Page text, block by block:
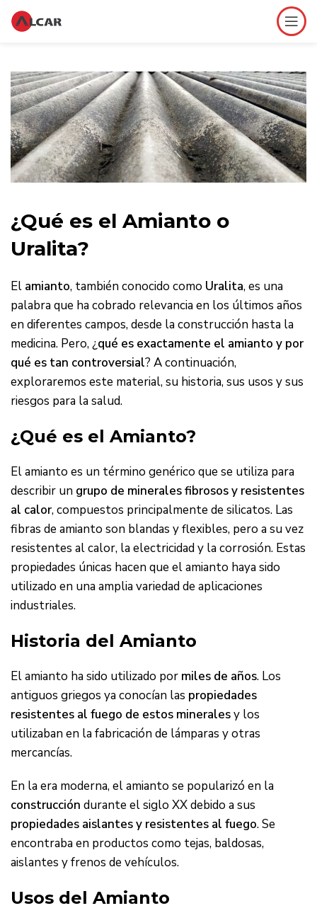
¿Qué es el Amianto o
Uralita?
El amianto, también conocido como Uralita, es una
palabra que ha cobrado relevancia en los últimos años
en diferentes campos, desde la construcción hasta la
medicina. Pero, ¿qué es exactamente el amianto y por
qué es tan controversial? A continuación,
exploraremos este material, su historia, sus usos y sus
riesgos para la salud.
¿Qué es el Amianto?
El amianto es un término genérico que se utiliza para
describir un grupo de minerales fibrosos y resistentes
al calor, compuestos principalmente de silicatos. Las
fibras de amianto son blandas y flexibles, pero a su vez
resistentes al calor, la electricidad y la corrosión. Estas
propiedades únicas hacen que el amianto haya sido
utilizado en una amplia variedad de aplicaciones
industriales.
Historia del Amianto
El amianto ha sido utilizado por miles de años. Los
antiguos griegos ya conocían las propiedades
resistentes al fuego de estos mineralesy los
utilizaban en la fabricación de lámparas y otras
mercancías.
En la era moderna, el amianto se popularizó en la
construcción durante el siglo XX debido a sus
propiedades aislantes y resistentes al fuego. Se
encontraba en productos como tejas, baldosas,
aislantes y frenos de vehículos.
Usos del Amianto